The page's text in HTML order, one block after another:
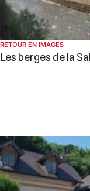
RETOUR EN IMAGES
Les berges de la